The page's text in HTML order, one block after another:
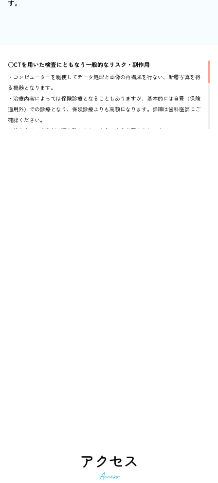
す。
○CTを用いた検査にともなう一般的なリスク・副作用
・コンピューターを駆使してデータ処理と画像の再構成を行ない、断層写真を得
る機器となります。
・治療内容によっては保険診療となることもありますが、基本的には自費（保険
適用外）での診療となり、保険診療よりも高額になります。詳細は歯科医師にご
確認ください。
・検査中はできるだけ顎を動かさないようにする必要があります。
アクセス
Access